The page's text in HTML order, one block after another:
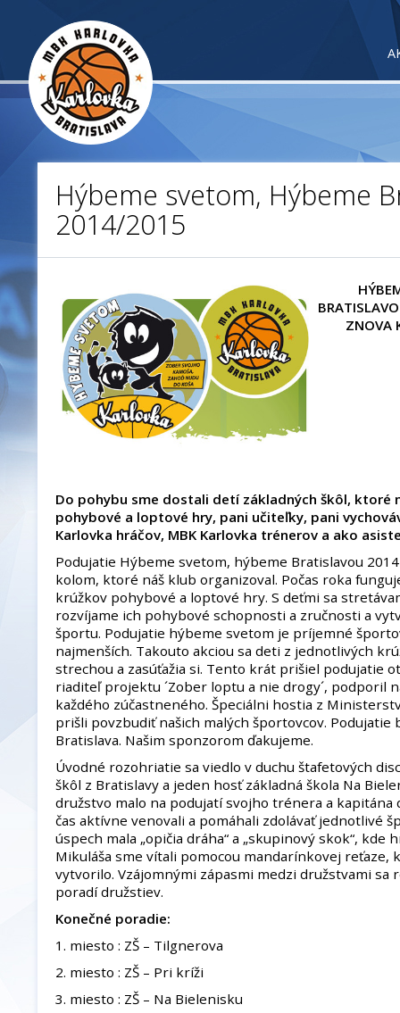
Hýbeme svetom, Hýbeme
2014/2015
ZNOVA
Do pohybu sme dostali detí základných škôl, ktoré
pohybové a loptové hry, pani učiteľky, pani
Karlovka hráčov, MBK Karlovka trénerov a ako
Podujatie Hýbeme svetom, hýbeme Bratislavou
kolom, ktoré náš klub organizoval. Počas roka
krúžkov pohybové a loptové hry. S deťmi sa
rozvíjame ich pohybové schopnosti a zručnosti a
športu. Podujatie hýbeme svetom je príjemné
najmenších. Takouto akciou sa deti z jednotlivých
strechou a zasúťažia si. Tento krát prišiel podujatie
riaditeľ projektu ´Zober loptu a nie drogy´, podporil
každého zúčastneného. Špeciálni hostia z
prišli povzbudiť našich malých športovcov.
Bratislava. Našim sponzorom ďakujeme.
Úvodné rozohriatie sa viedlo v duchu štafetových
škôl z Bratislavy a jeden hosť základná škola Na
družstvo malo na podujatí svojho trénera a kapitána
čas aktívne venovali a pomáhali zdolávať jednotlivé
úspech mala „opičia dráha“ a „skupinový skok“, kde
Mikuláša sme vítali pomocou mandarínkovej reťaze,
vytvorilo. Vzájomnými zápasmi medzi družstvami sa
poradí družstiev.
Konečné poradie:
1. miesto : ZŠ – Tilgnerova
2. miesto : ZŠ – Pri kríži
3. miesto : ZŠ – Na Bielenisku